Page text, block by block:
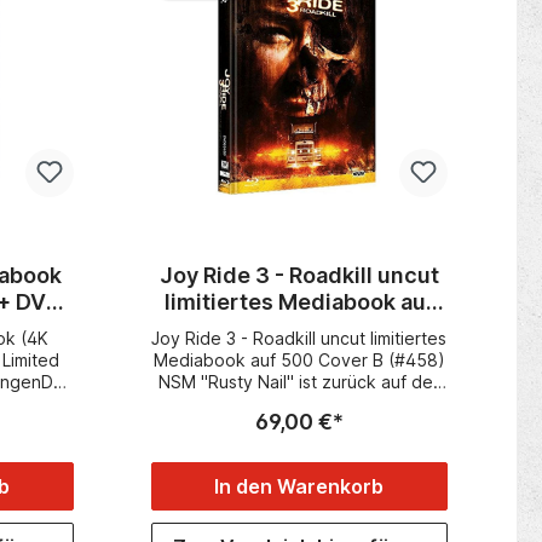
DVD)
(4K
Cop“
er
Joy Ride 3 - Roadkill uncut
limitiertes Mediabook auf
500 Cover B (#458) NSM
Joy Ride 3 - Roadkill uncut limitiertes
Mediabook auf 500 Cover B (#458)
NSM "Rusty Nail" ist zurück auf der
Ungerechtigkeit, die es zu
Gruppe von hitzköpfigen
Rennfahrern, die zum großen
Straßenrennen "Road Rally 1000"
unterwegs sind. Sie versuchen, das
69,00 €*
In den Warenkorb